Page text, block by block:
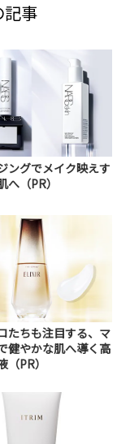
記事
ングでメイク映えす
へ（PR）
たちも注目する、マ
健やかな肌へ導く高
（PR）